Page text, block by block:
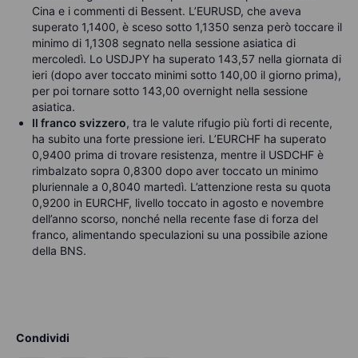
Cina e i commenti di Bessent. L’EURUSD, che aveva
superato 1,1400, è sceso sotto 1,1350 senza però toccare il
minimo di 1,1308 segnato nella sessione asiatica di
mercoledì. Lo USDJPY ha superato 143,57 nella giornata di
ieri (dopo aver toccato minimi sotto 140,00 il giorno prima),
per poi tornare sotto 143,00 overnight nella sessione
asiatica.
Il franco svizzero, tra le valute rifugio più forti di recente,
ha subito una forte pressione ieri. L’EURCHF ha superato
0,9400 prima di trovare resistenza, mentre il USDCHF è
rimbalzato sopra 0,8300 dopo aver toccato un minimo
pluriennale a 0,8040 martedì. L’attenzione resta su quota
0,9200 in EURCHF, livello toccato in agosto e novembre
dell’anno scorso, nonché nella recente fase di forza del
franco, alimentando speculazioni su una possibile azione
della BNS.
Condividi